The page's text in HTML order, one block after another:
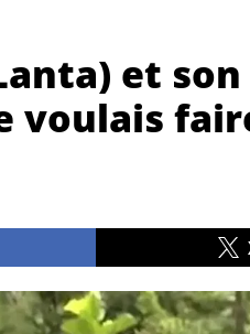
et
voulais